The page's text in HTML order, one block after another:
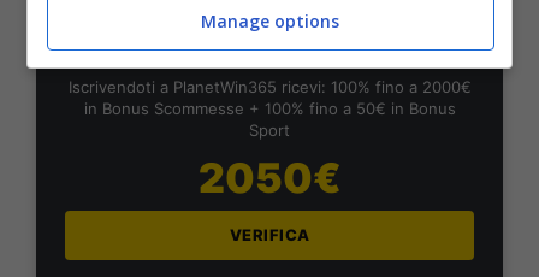
BONUS PLANETWIN365: FINO A 2050€
Planetwin365: 2050€ per sport e scommesse
Iscrivendoti a PlanetWin365 ricevi: 100% fino a 2000€
in Bonus Scommesse + 100% fino a 50€ in Bonus
Sport
2050€
VERIFICA
Manage options